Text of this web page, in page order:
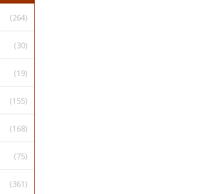
(264)
(30)
(19)
(155)
(168)
(75)
(361)